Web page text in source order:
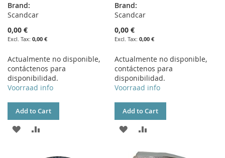
Brand:
Scandcar
0,00 €
0,00 €
Actualmente no disponible,
contáctenos para
disponibilidad.
Voorraad info
Add to Cart
ADD
Brand:
Scandcar
0,00 €
0,00 €
Actualmente no disponible,
contáctenos para
disponibilidad.
Voorraad info
Add to Cart
ADD